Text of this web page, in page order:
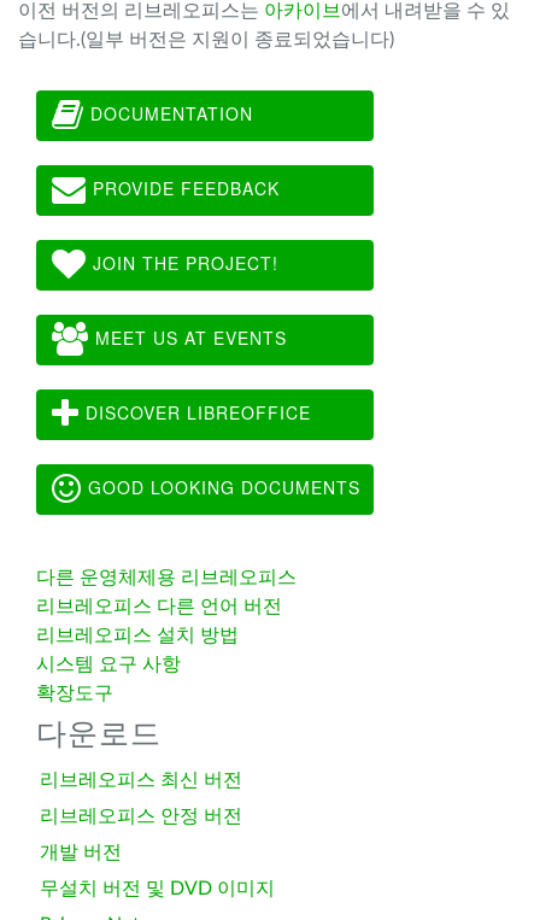
이전 버전의 리브레오피스는 아카이브 에서 내려받을 수 있
습니다.(일부 버전은 지원이 종료되었습니다)
DOCUMENTATION
PROVIDE FEEDBACK
JOIN THE PROJECT!
MEET US AT EVENTS
DISCOVER LIBREOFFICE
GOOD LOOKING DOCUMENTS
다른 운영체제용 리브레오피스
리브레오피스 다른 언어 버전
리브레오피스 설치 방법
시스템 요구 사항
확장도구
다운로드
리브레오피스 최신 버전
리브레오피스 안정 버전
개발 버전
무설치 버전 및 DVD 이미지